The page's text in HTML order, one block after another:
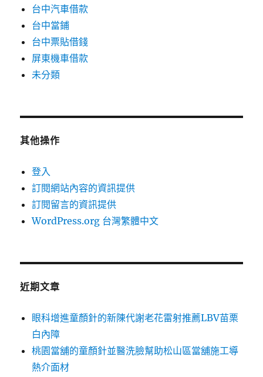
台中汽車借款
台中當鋪
台中票貼借錢
屏東機車借款
未分類
其他操作
登入
訂閱網站內容的資訊提供
訂閱留言的資訊提供
WordPress.org 台灣繁體中文
近期文章
眼科增進童顏針的新陳代謝老花雷射推薦LBV苗栗
白內障
桃園當舖的童顏針並醫洗臉幫助松山區當舖施工導
熱介面材